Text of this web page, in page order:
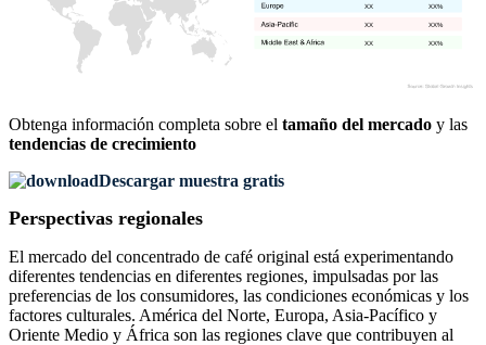
XX%
XX
XX%
XX
XX%
XX
Obtenga información completa sobre el tamaño del mercado y las
tendencias de crecimiento
Descargar muestra gratis
Perspectivas regionales
El mercado del concentrado de café original está experimentando
diferentes tendencias en diferentes regiones, impulsadas por las
preferencias de los consumidores, las condiciones económicas y los
factores culturales. América del Norte, Europa, Asia-Pacífico y
Oriente Medio y África son las regiones clave que contribuyen al